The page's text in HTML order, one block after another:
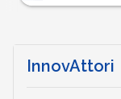
InnovAttori